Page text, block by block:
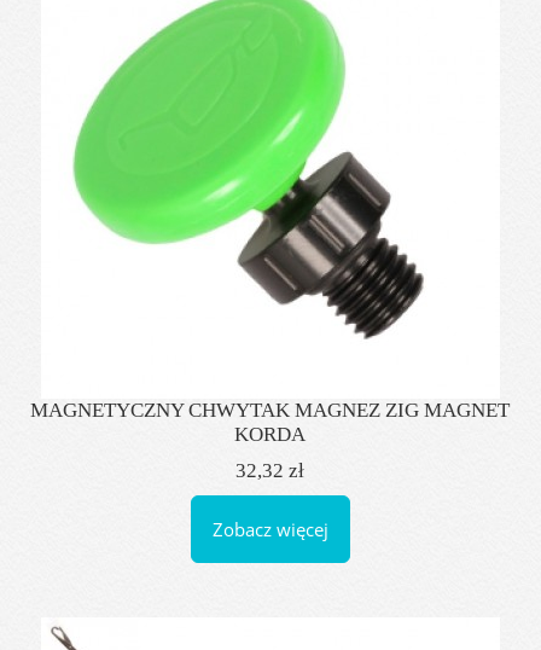
MAGNETYCZNY CHWYTAK MAGNEZ ZIG MAGNET
KORDA
32,32 zł
Zobacz więcej